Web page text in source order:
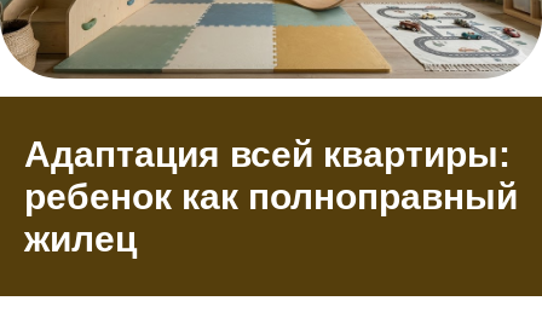
Адаптация всей квартиры:
ребенок как полноправный
жилец